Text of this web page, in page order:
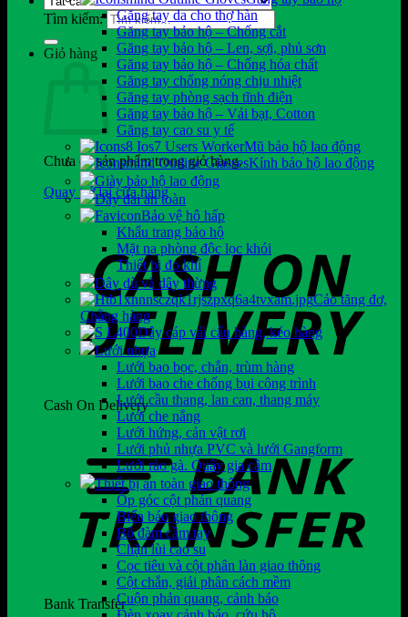
Tìm kiếm:
Giỏ hàng
Chưa có sản phẩm trong giỏ hàng.
Quay trở lại cửa hàng
Cash On Delivery
Bank Transfer
Găng tay da cho thợ hàn
Găng tay bảo hộ – Chống cắt
Găng tay bảo hộ – Len, sợi, phủ sơn
Găng tay bảo hộ – Chống hóa chất
Găng tay chống nóng chịu nhiệt
Găng tay phòng sạch tĩnh điện
Găng tay bảo hộ – Vải bạt, Cotton
Găng tay cao su y tế
Mũ bảo hộ lao động
Kính bảo hộ lao động
Giày bảo hộ lao động
Dây đai an toàn
Bảo vệ hô hấp
Khẩu trang bảo hộ
Mặt nạ phòng độc lọc khói
Thiết bị đo khí
Dây dù và dây thừng
Cảo tăng đơ,
Chằng hàng
Dây cáp vải cẩu hàng, kéo hàng
Lưới nhựa
Lưới bao bọc, chắn, trùm hàng
Lưới bao che chống bụi công trình
Lưới cầu thang, lan can, thang máy
Lưới che nắng
Lưới hứng, cản vật rơi
Lưới phủ nhựa PVC và lưới Gangform
Lưới rào gà. Quây gia cầm
Thiết bị an toàn giao thông
Ốp góc cột phản quang
Biển báo giao thông
Bộ đàm cầm tay
Chặn lùi cao su
Cọc tiêu và cột phân làn giao thông
Cột chắn, giải phân cách mềm
Cuộn phản quang, cảnh báo